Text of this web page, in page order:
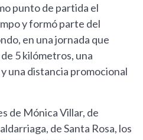
punto de partida el
y formó parte del
en una jornada que
5 kilómetros, una
una distancia promocional
de Mónica Villar, de
de Santa Rosa, los